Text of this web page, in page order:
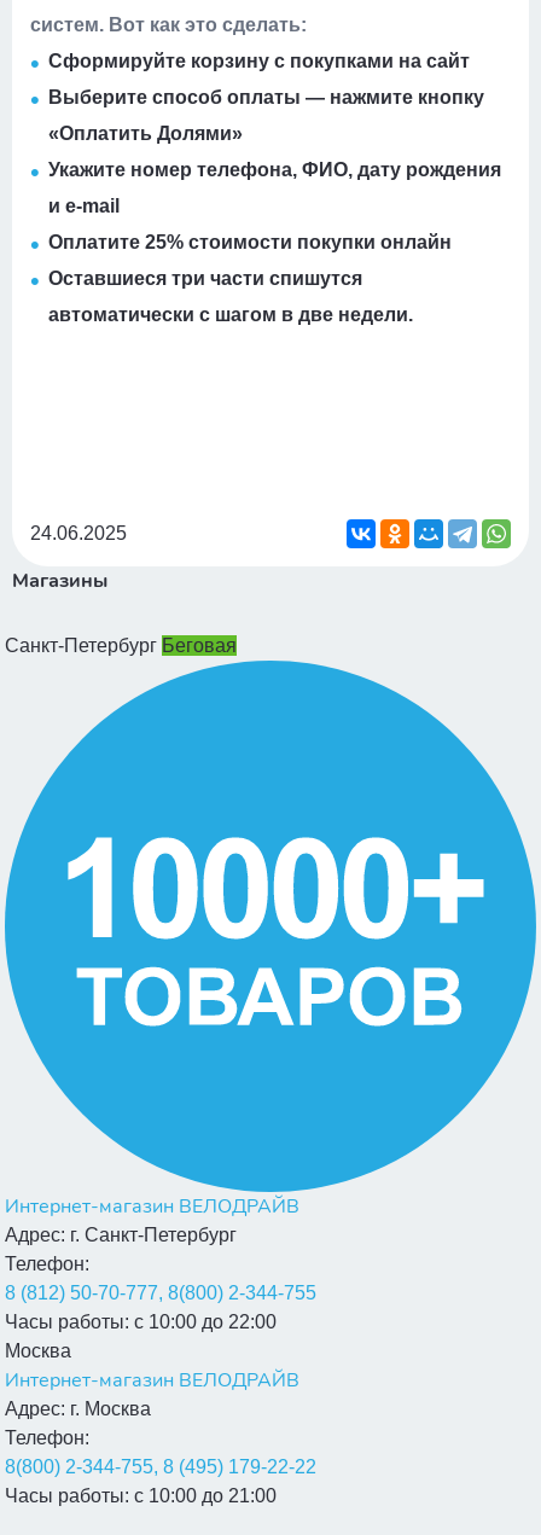
систем. Вот как это сделать:
Сформируйте корзину с покупками на сайт
Выберите способ оплаты — нажмите кнопку
«Оплатить Долями»
Укажите номер телефона, ФИО, дату рождения
и e-mail
Оплатите 25% стоимости покупки онлайн
Оставшиеся три части спишутся
автоматически с шагом в две недели.
24.06.2025
Магазины
Санкт-Петербург Беговая
Интернет-магазин ВЕЛОДРАЙВ
Адрес: г. Санкт-Петербург
Телефон:
8 (812) 50-70-777, 8(800) 2-344-755
Часы работы: с 10:00 до 22:00
Москва
Интернет-магазин ВЕЛОДРАЙВ
Адрес: г. Москва
Телефон:
8(800) 2-344-755, 8 (495) 179-22-22
Часы работы: с 10:00 до 21:00